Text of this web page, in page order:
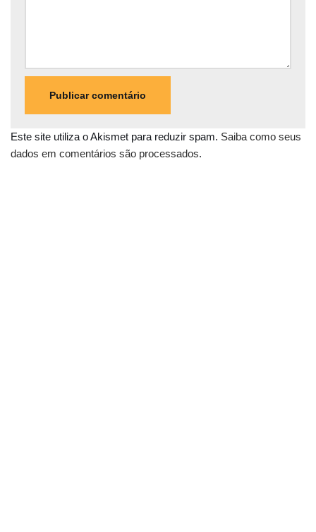
Este site utiliza o Akismet para reduzir spam. Saiba como seus
dados em comentários são processados.